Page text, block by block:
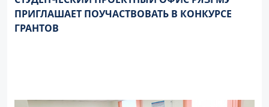
ПРИГЛАШАЕТ ПОУЧАСТВОВАТЬ В КОНКУРСЕ
ГРАНТОВ